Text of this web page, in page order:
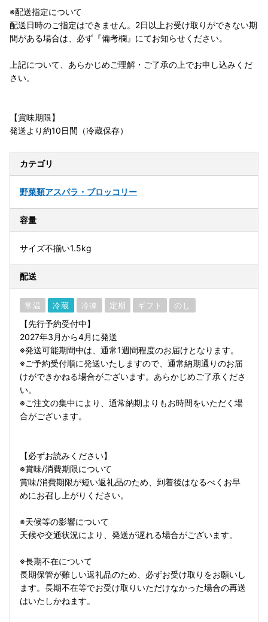
※配送指定について
配送日時のご指定はできません。2日以上お受け取りができない期
間がある場合は、必ず『備考欄』にてお知らせください。
上記について、あらかじめご理解・ご了承の上でお申し込みくだ
さい。
【賞味期限】
発送より約10日間（冷蔵保存）
カテゴリ
野菜類アスパラ・ブロッコリー
容量
サイズ不揃い1.5kg
配送
常温 冷蔵 冷凍 定期 ギフト のし
【先行予約受付中】
2027年3月から4月に発送
※発送可能期間中は、通常1週間程度のお届けとなります。
※ご予約受付順に発送いたしますので、通常納期通りのお届
けができかねる場合がございます。あらかじめご了承くださ
い。
※ご注文の集中により、通常納期よりもお時間をいただく場
合がございます。
【必ずお読みください】
※賞味/消費期限について
賞味/消費期限が短い返礼品のため、到着後はなるべくお早
めにお召し上がりください。
※天候等の影響について
天候や交通状況により、発送が遅れる場合がございます。
※長期不在について
長期保管が難しい返礼品のため、必ずお受け取りをお願いし
ます。長期不在等でお受け取りいただけなかった場合の再送
はいたしかねます。